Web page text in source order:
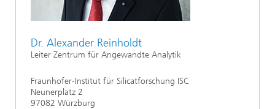
Dr. Alexander Reinholdt
Leiter Zentrum für Angewandte Analytik
Fraunhofer-Institut für Silicatforschung ISC
Neunerplatz 2
97082 Würzburg